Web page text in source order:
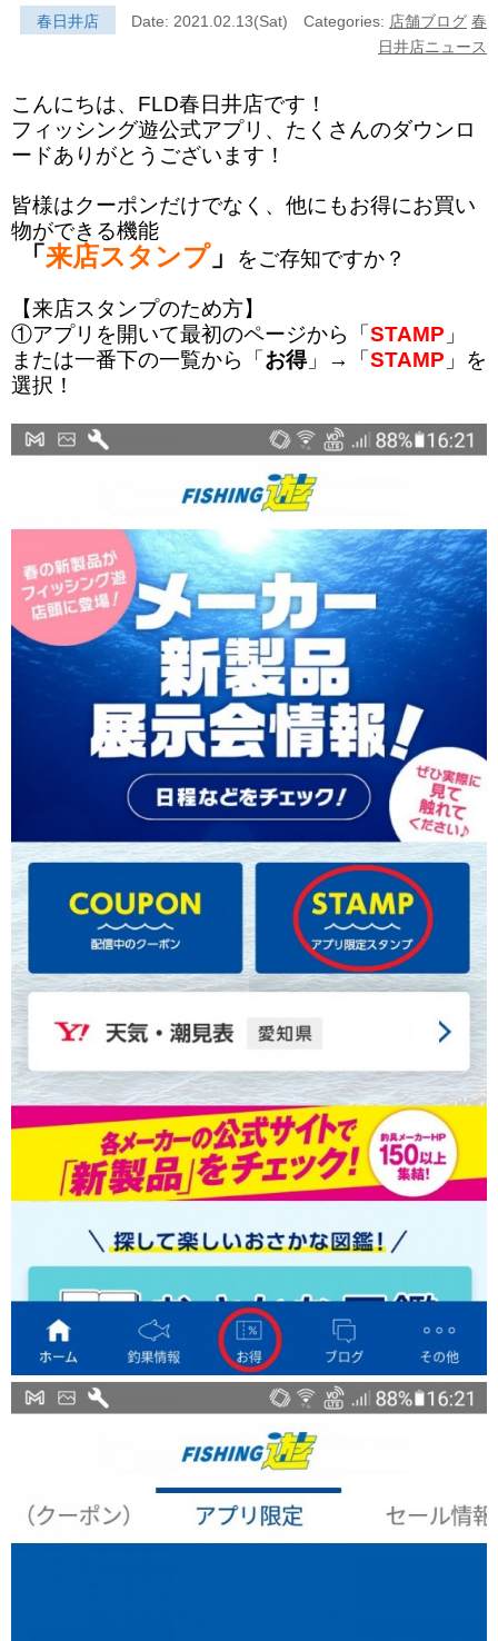
春日井店 Date: 2021.02.13(Sat) Categories: 店舗ブログ 春
日井店ニュース
こんにちは、FLD春日井店です！
フィッシング遊公式アプリ、 たくさんのダウンロ
ードありがとうございます！
皆様はクーポンだけでなく、他にもお得にお買い
物ができる機能
「 来店スタンプ」 をご存知ですか？
【来店スタンプのため方】
①アプリを開いて最初のページから「 STAMP 」
または一番下の一覧から「 お得」→「 STAMP 」を
選択！